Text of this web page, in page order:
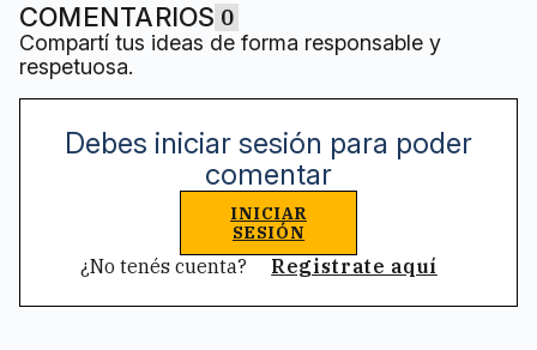
COMENTARIOS 0
Compartí tus ideas de forma responsable y
respetuosa.
Debes iniciar sesión para poder
comentar
INICIAR
SESIÓN
¿No tenés cuenta? Registrate aquí